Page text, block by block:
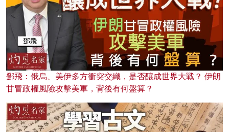
鄧飛：俄烏、美伊多方衝突交織，是否釀成世界大戰？ 伊朗
甘冒政權風險攻擊美軍，背後有何盤算？